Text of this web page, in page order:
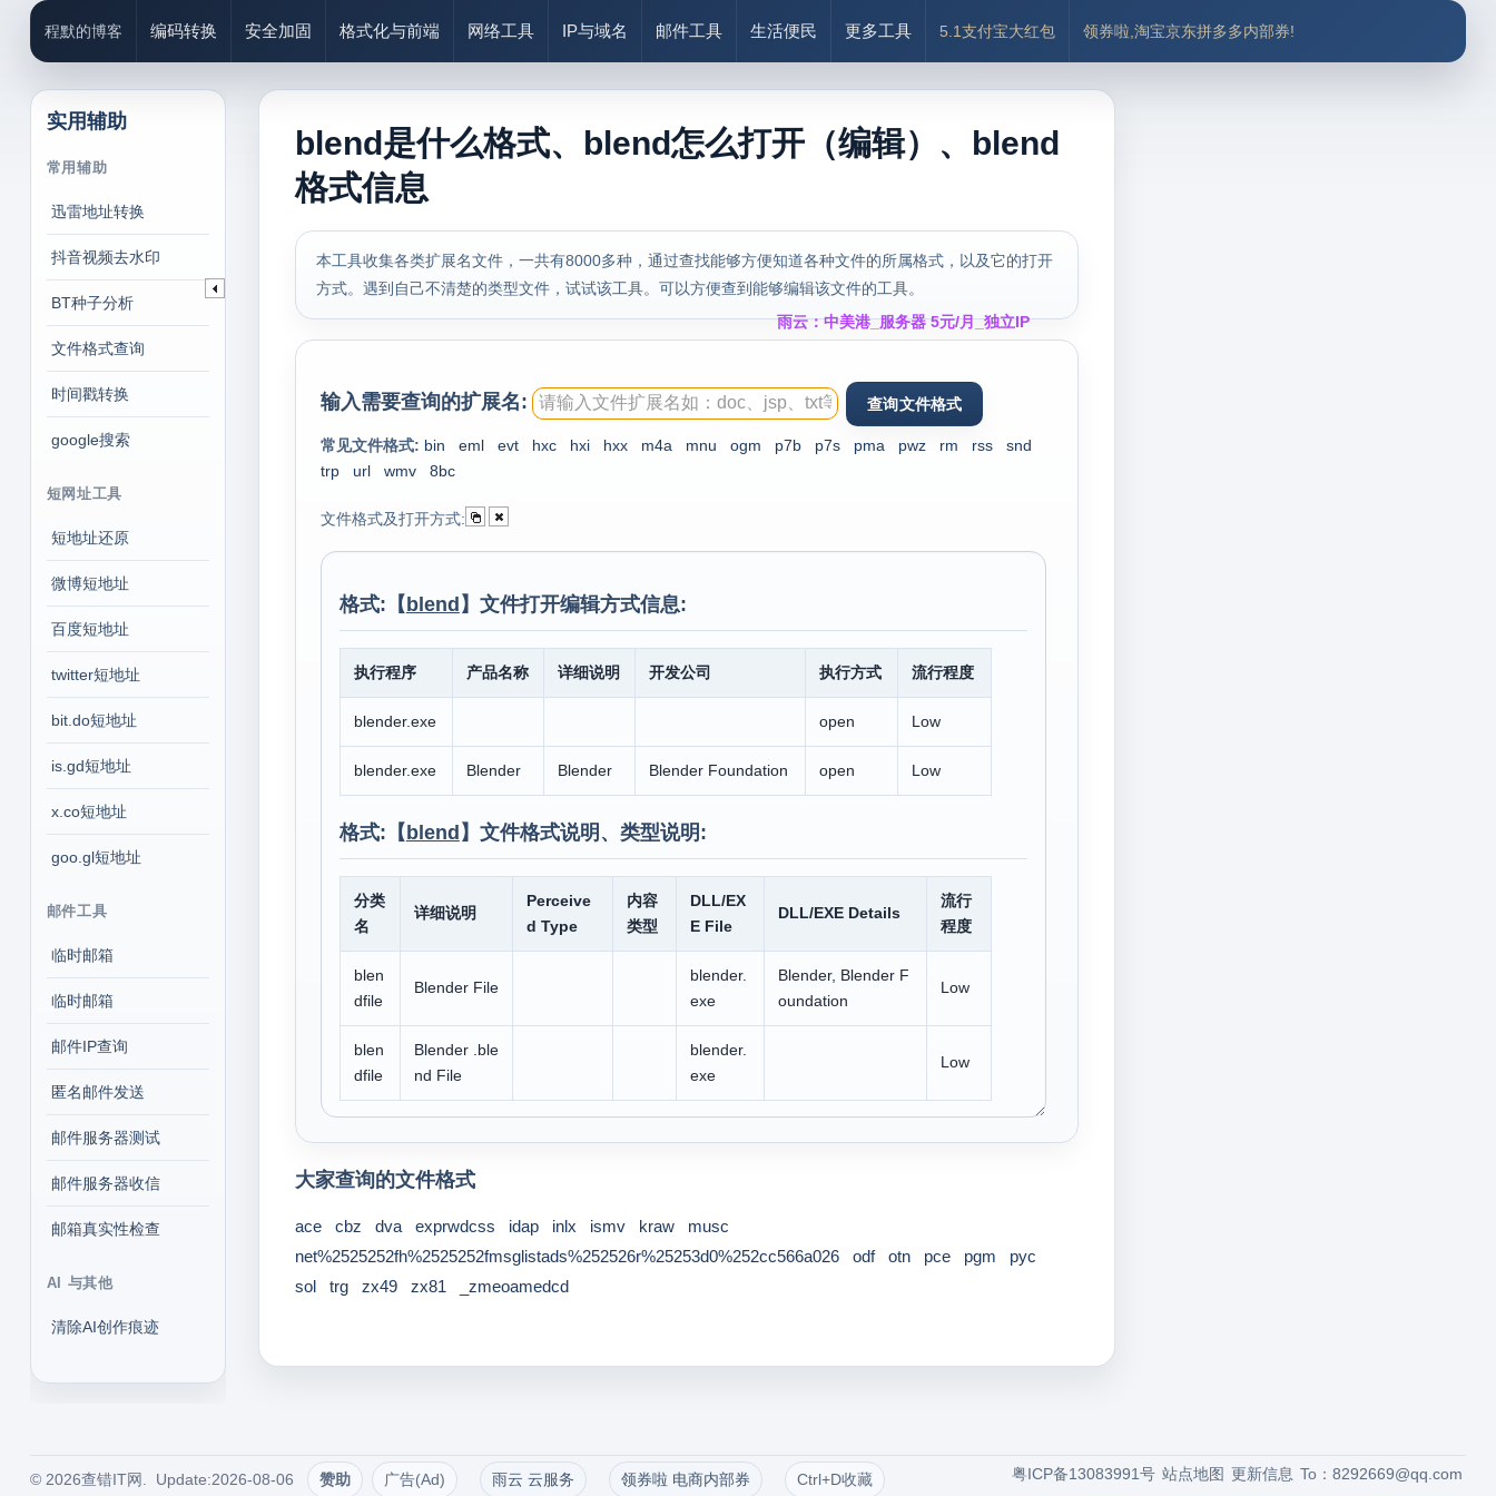
程默的博客 编码转换 安全加固 格式化与前端 网络工具 IP与域名 邮件工具 生活便民 更多工具 5.1支付宝大红包 领券啦,淘宝京东拼多多内部券!
实用辅助
常用辅助
迅雷地址转换
抖音视频去水印
BT种子分析
文件格式查询
时间戳转换
google搜索
短网址工具
短地址还原
微博短地址
百度短地址
twitter短地址
bit.do短地址
is.gd短地址
x.co短地址
goo.gl短地址
邮件工具
临时邮箱
临时邮箱
邮件IP查询
匿名邮件发送
邮件服务器测试
邮件服务器收信
邮箱真实性检查
AI 与其他
清除AI创作痕迹
blend是什么格式、blend怎么打开（编辑）、blend
格式信息
本工具收集各类扩展名文件，一共有8000多种，通过查找能够方便知道各种文件的所属格式，以及它的打开
方式。遇到自己不清楚的类型文件，试试该工具。可以方便查到能够编辑该文件的工具。
雨云：中美港_服务器 5元/月_独立IP
输入需要查询的扩展名:
常见文件格式: bin eml evt hxc hxi hxx m4a mnu ogm p7b p7s pma pwz rm rss
snd
trp
url wmv 8bc
文件格式及打开方式:
格式:【 blend 】文件打开编辑方式信息:
执行程序 产品名称 详细说明 开发公司 执行方式 流行程度
blender.exe open Low
blender.exe Blender Blender Blender Foundation open Low
格式:【 blend 】文件格式说明、类型说明:
分类
名
详细说明
Perceive
d Type
内容
类型
DLL/EX
E File
DLL/EXE Details
流行
程度
blen
dfile
Blender File
blender.
exe
Blender, Blender F
oundation
Low
blen
dfile
Blender .ble
nd File
blender.
exe
Low
大家查询的文件格式
ace cbz dva exprwdcss idap inlx ismv kraw
musc
net%2525252fh%2525252fmsglistads%252526r%25253d0%252cc566a026
odf otn pce pgm
pyc
sol
trg zx49 zx81 _zmeoamedcd
© 2026查错IT网. Update:2026-08-06 赞助 广告(Ad) 雨云 云服务 领券啦 电商内部券 Ctrl+D收藏 To：8292669@qq.com
更新信息
站点地图
粤ICP备13083991号